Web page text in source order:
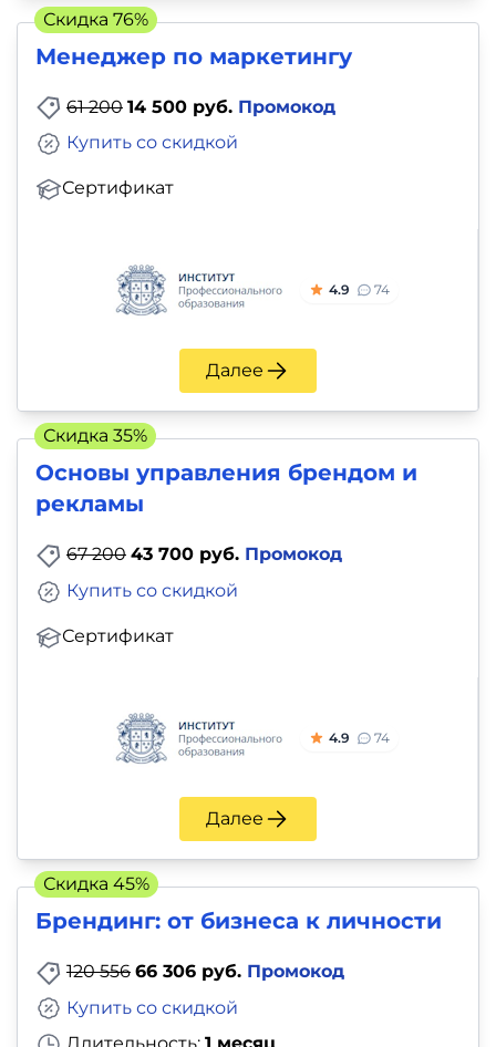
Менеджер по маркетингу
61 200 14 500 руб. Промокод
Сертификат
Купить со скидкой
4.9 74
Далее
Скидка 76%
Основы управления брендом и
рекламы
67 200 43 700 руб. Промокод
Сертификат
Купить со скидкой
4.9 74
Далее
Скидка 35%
Брендинг: от бизнеса к личности
120 556 66 306 руб. Промокод
Купить со скидкой
Скидка 45%